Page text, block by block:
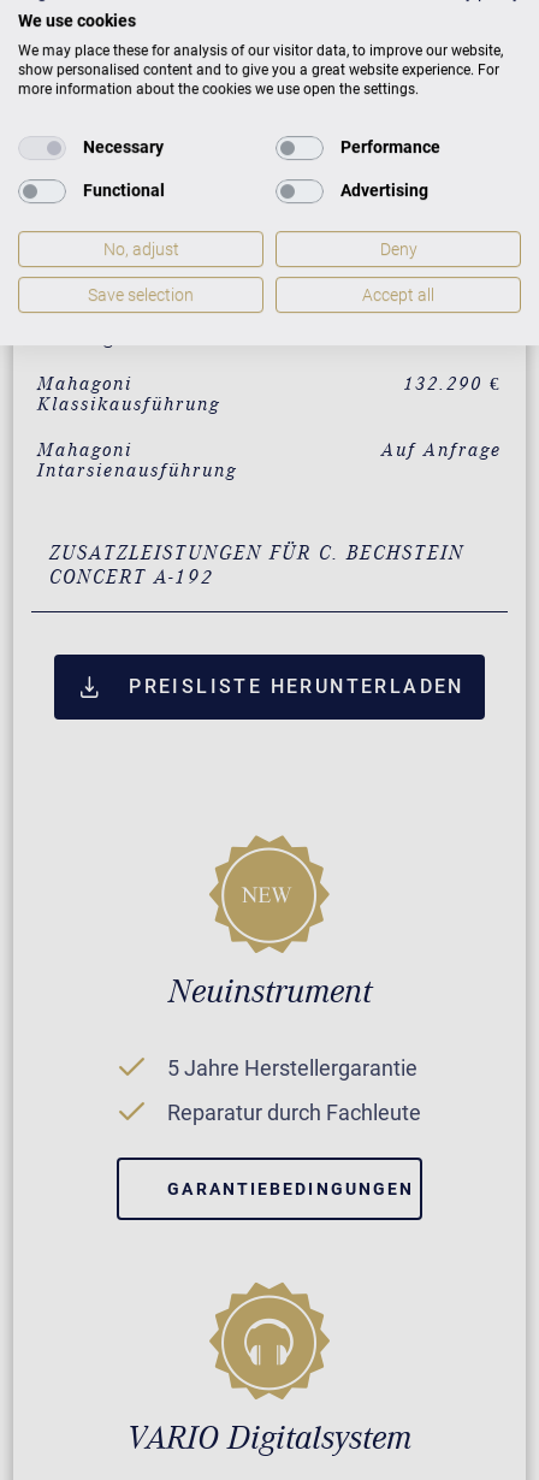
Eiche mit Messing 117.000 €
Wurzelnussbaum mit
132.000 €
Vavona mit Messing 132.000 €
Makassar mit Messing 132.000 €
Santos Palisander mit
Messing
132.000 €
Pyramidenmahagoni mit
132.000 €
Mahagoni
Klassikausführung
132.290 €
Mahagoni
Intarsienausführung
Auf Anfrage
ZUSATZLEISTUNGEN FÜR C. BECHSTEIN
CONCERT A-192
PREISLISTE HERUNTERLADEN
Neuinstrument
5 Jahre Herstellergarantie
Reparatur durch Fachleute
GARANTIEBEDINGUNGEN
VARIO Digitalsystem
We use cookies
We may place these for analysis of our visitor data, to improve our website,
show personalised content and to give you a great website experience. For
more information about the cookies we use open the settings.
Necessary Performance
Functional Advertising
No, adjust Deny
Save selection Accept all